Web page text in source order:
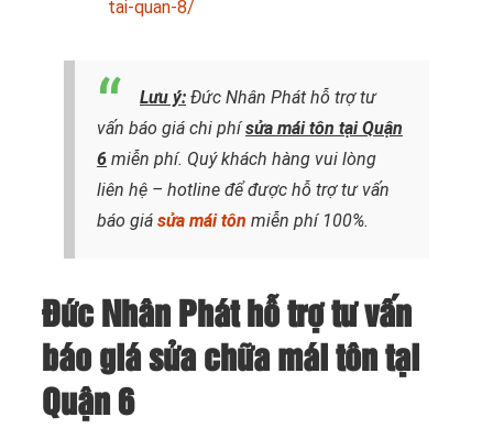
tai-quan-8/
Lưu ý: Đức Nhân Phát hỗ trợ tư
vấn báo giá chi phísửa mái tôn tại Quận
6 miễn phí. Quý khách hàng vui lòng
liên hệ – hotline để được hỗ trợ tư vấn
báo giá sửa mái tôn miễn phí 100%.
Đức Nhân Phát hỗ trợ tư vấn
báo giá sửa chữa mái tôn tại
Quận 6